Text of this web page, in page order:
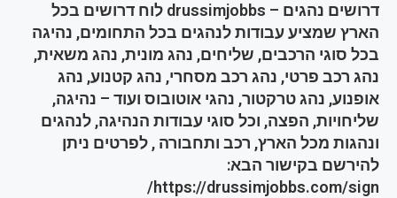
דרושים נהגים – drussimjobbs לוח דרושים בכל
הארץ שמציע עבודות לנהגים בכל התחומים, נהיגה
בכל סוגי הרכבים, שליחים, נהג מונית, נהג משאית,
נהג רכב פרטי, נהג רכב מסחרי, נהג קטנוע, נהג
אופנוע, נהג טרקטור, נהגי אוטובוס ועוד – נהיגה,
שליחויות, הפצה, וכל סוגי עבודות הנהיגה, לנהגים
ונהגות מכל הארץ, רכב ותחבורה , לפרטים ניתן
להירשם בקישור הבא:
https://drussimjobbs.com/sign/